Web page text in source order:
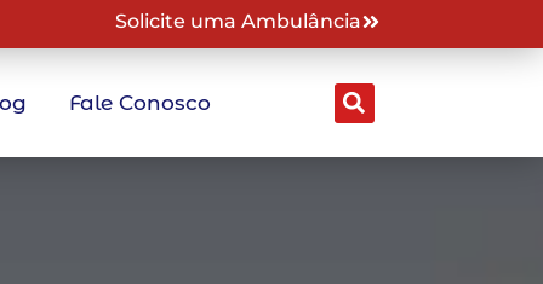
Solicite uma Ambulância
Fale Conosco